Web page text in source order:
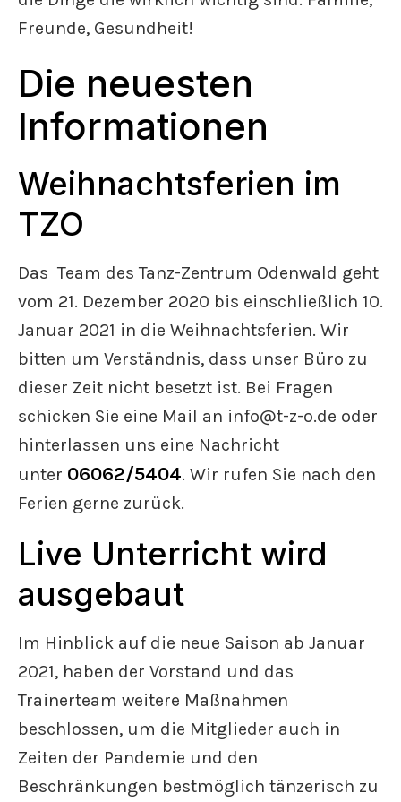
Freunde, Gesundheit!
Die neuesten
Informationen
Weihnachtsferien im
TZO
Das Team des Tanz-Zentrum Odenwald geht
vom 21. Dezember 2020 bis einschließlich 10.
Januar 2021 in die Weihnachtsferien. Wir
bitten um Verständnis, dass unser Büro zu
dieser Zeit nicht besetzt ist. Bei Fragen
schicken Sie eine Mail an info@t-z-o.de oder
hinterlassen uns eine Nachricht
unter 06062/5404. Wir rufen Sie nach den
Ferien gerne zurück.
Live Unterricht wird
ausgebaut
Im Hinblick auf die neue Saison ab Januar
2021, haben der Vorstand und das
Trainerteam weitere Maßnahmen
beschlossen, um die Mitglieder auch in
Zeiten der Pandemie und den
Beschränkungen bestmöglich tänzerisch zu